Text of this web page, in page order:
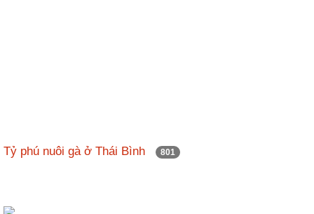
Tỷ phú nuôi gà ở Thái Bình 801